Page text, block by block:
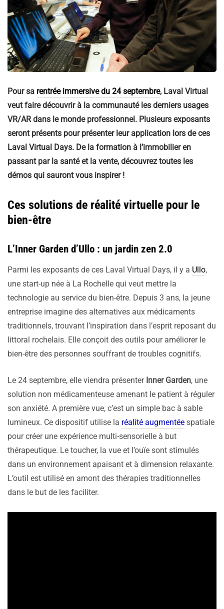
Pour sa rentrée immersive du 24 septembre, Laval Virtual
veut faire découvrir à la communauté les derniers usages
VR/AR dans le monde professionnel. Plusieurs exposants
seront présents pour présenter leur application lors de ces
Laval Virtual Days. De la formation à l’immobilier en
passant par la santé et la vente, découvrez toutes les
démos qui sauront vous inspirer !
Ces solutions de réalité virtuelle pour le
bien-être
L’Inner Garden d’Ullo : un jardin zen 2.0
Parmi les exposants de ces Laval Virtual Days, il y a Ullo,
une start-up née à La Rochelle qui veut mettre la
technologie au service du bien-être. Depuis 3 ans, la jeune
entreprise imagine des alternatives aux médicaments
traditionnels, trouvant l’inspiration dans l’esprit reposant du
littoral rochelais. Elle conçoit des outils pour améliorer le
bien-être des personnes souffrant de troubles cognitifs.
Le 24 septembre, elle viendra présenterInner Garden, une
solution non médicamenteuse amenant le patient à réguler
son anxiété. A première vue, c’est un simple bac à sable
lumineux. Ce dispositif utilise la réalité augmentée spatiale
pour créer une expérience multi-sensorielle à but
thérapeutique. Le toucher, la vue et l’ouïe sont stimulés
dans un environnement apaisant et à dimension relaxante.
L’outil est utilisé en amont des thérapies traditionnelles
dans le but de les faciliter.